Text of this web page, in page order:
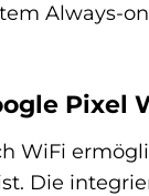
Always-
Pixel
WiFi
Die